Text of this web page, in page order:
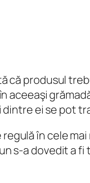
că produsul
aceeaşi
dintre ei se pot
în cele
s-a dovedit a